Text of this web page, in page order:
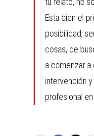
Esta bien el
posibilidad,
cosas, de
a comenzar a
intervención
profesional